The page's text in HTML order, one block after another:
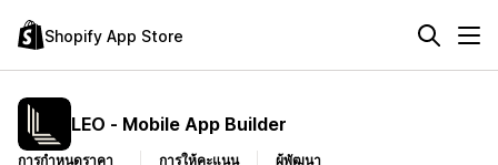
Shopify App Store
LEO ‑ Mobile App Builder
การกำหนดราคา
การให้คะแนน
ผู้พัฒนา